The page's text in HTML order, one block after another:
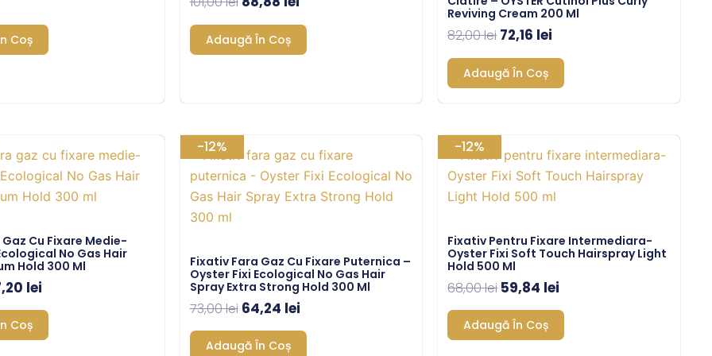
Coș Adaugă În Coș
Reviving Cream 200 Ml
82,00lei 72,16 lei
Adaugă În Coș
Cu Fixare Medie-
No Gas Hair
Hold 300 Ml
lei
curent
este:
57,20 lei.
Coș
-12%
Fixativ Fara Gaz Cu Fixare Puternica –
Oyster Fixi Ecological No Gas Hair
Spray Extra Strong Hold 300 Ml
73,00lei
inițial
a
fost:
64,24 lei
curent
este:
64,24 lei.
Adaugă În Coș
-12%
Fixativ Pentru Fixare Intermediara-
Oyster Fixi Soft Touch Hairspray Light
Hold 500 Ml
68,00lei
inițial
a
fost:
59,84 lei
curent
este:
Adaugă În Coș